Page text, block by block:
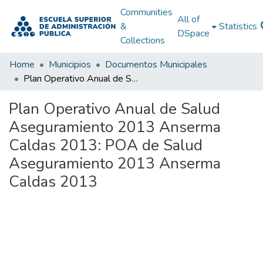
Communities
&
Collections
All of
DSpace
Statistics
Home Municipios
Documentos Municipales
Plan Operativo Anual de Salud Aseguramiento 2013 Anserma Caldas 2013: POA de Salud Aseguramiento 2013 Anserma Caldas 2013
Plan Operativo Anual de Salud
Aseguramiento 2013 Anserma
Caldas 2013: POA de Salud
Aseguramiento 2013 Anserma
Caldas 2013